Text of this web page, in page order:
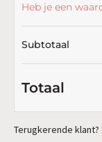
Heb je een
Subtotaal
Totaal
Terugkerende klant?